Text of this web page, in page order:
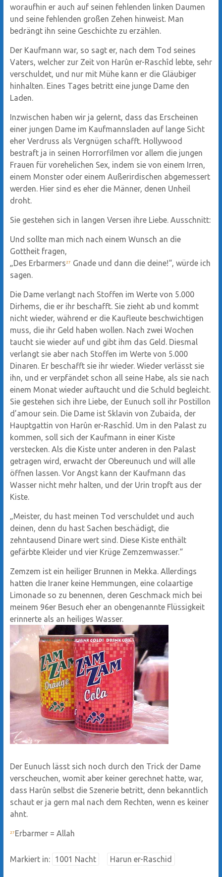
woraufhin er auch auf seinen fehlenden linken Daumen
und seine fehlenden großen Zehen hinweist. Man
bedrängt ihn seine Geschichte zu erzählen.
Der Kaufmann war, so sagt er, nach dem Tod seines
Vaters, welcher zur Zeit von Harûn er-Raschîd lebte, sehr
verschuldet, und nur mit Mühe kann er die Gläubiger
hinhalten. Eines Tages betritt eine junge Dame den
Laden.
Inzwischen haben wir ja gelernt, dass das Erscheinen
einer jungen Dame im Kaufmannsladen auf lange Sicht
eher Verdruss als Vergnügen schafft. Hollywood
bestraft ja in seinen Horrorfilmen vor allem die jungen
Frauen für vorehelichen Sex, indem sie von einem Irren,
einem Monster oder einem Außerirdischen abgemessert
werden. Hier sind es eher die Männer, denen Unheil
droht.
Sie gestehen sich in langen Versen ihre Liebe. Ausschnitt:
Und sollte man mich nach einem Wunsch an die
Gottheit fragen,
„Des Erbarmers 27
Gnade und dann die deine!“, würde ich
sagen.
Die Dame verlangt nach Stoffen im Werte von 5.000
Dirhems, die er ihr beschafft. Sie zieht ab und kommt
nicht wieder, während er die Kaufleute beschwichtigen
muss, die ihr Geld haben wollen. Nach zwei Wochen
taucht sie wieder auf und gibt ihm das Geld. Diesmal
verlangt sie aber nach Stoffen im Werte von 5.000
Dinaren. Er beschafft sie ihr wieder. Wieder verlässt sie
ihn, und er verpfändet schon all seine Habe, als sie nach
einem Monat wieder auftaucht und die Schuld begleicht.
Sie gestehen sich ihre Liebe, der Eunuch soll ihr Postillon
d’amour sein. Die Dame ist Sklavin von Zubaida, der
Hauptgattin von Harûn er-Raschîd. Um in den Palast zu
kommen, soll sich der Kaufmann in einer Kiste
verstecken. Als die Kiste unter anderen in den Palast
getragen wird, erwacht der Obereunuch und will alle
öffnen lassen. Vor Angst kann der Kaufmann das
Wasser nicht mehr halten, und der Urin tropft aus der
Kiste.
„Meister, du hast meinen Tod verschuldet und auch
deinen, denn du hast Sachen beschädigt, die
zehntausend Dinare wert sind. Diese Kiste enthält
gefärbte Kleider und vier Krüge Zemzemwasser.“
Zemzem ist ein heiliger Brunnen in Mekka. Allerdings
hatten die Iraner keine Hemmungen, eine colaartige
Limonade so zu benennen, deren Geschmack mich bei
meinem 96er Besuch eher an obengenannte Flüssigkeit
erinnerte als an heiliges Wasser.
Der Eunuch lässt sich noch durch den Trick der Dame
verscheuchen, womit aber keiner gerechnet hatte, war,
dass Harûn selbst die Szenerie betritt, denn bekanntlich
schaut er ja gern mal nach dem Rechten, wenn es keiner
ahnt.
27 Erbarmer = Allah
Markiert in: 1001 Nacht Harun er-Raschid